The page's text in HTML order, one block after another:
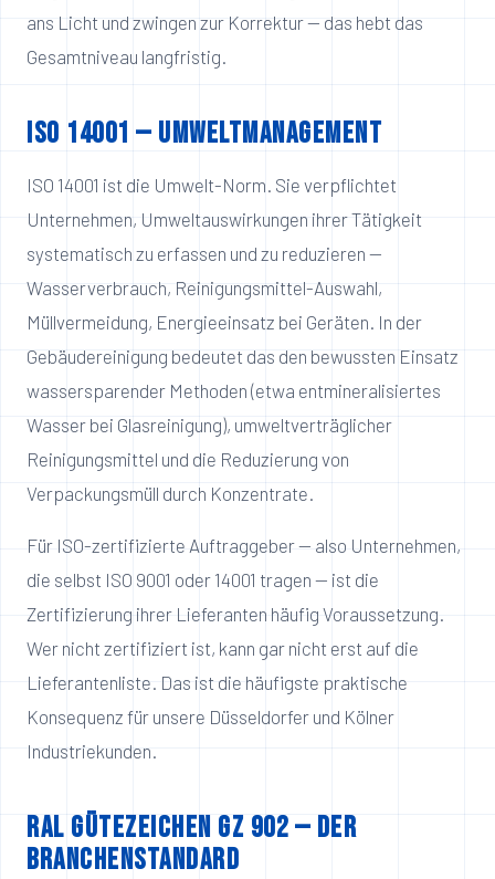
ans Licht und zwingen zur Korrektur — das hebt das
Gesamtniveau langfristig.
ISO 14001 — Umweltmanagement
ISO 14001 ist die Umwelt-Norm. Sie verpflichtet
Unternehmen, Umweltauswirkungen ihrer Tätigkeit
systematisch zu erfassen und zu reduzieren —
Wasserverbrauch, Reinigungsmittel-Auswahl,
Müllvermeidung, Energieeinsatz bei Geräten. In der
Gebäudereinigung bedeutet das den bewussten Einsatz
wassersparender Methoden (etwa entmineralisiertes
Wasser bei Glasreinigung), umweltverträglicher
Reinigungsmittel und die Reduzierung von
Verpackungsmüll durch Konzentrate.
Für ISO-zertifizierte Auftraggeber — also Unternehmen,
die selbst ISO 9001 oder 14001 tragen — ist die
Zertifizierung ihrer Lieferanten häufig Voraussetzung.
Wer nicht zertifiziert ist, kann gar nicht erst auf die
Lieferantenliste. Das ist die häufigste praktische
Konsequenz für unsere Düsseldorfer und Kölner
Industriekunden.
RAL Gütezeichen GZ 902 — der
Branchenstandard